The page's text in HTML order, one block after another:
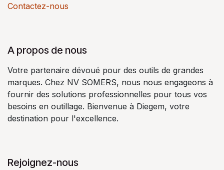
Contactez-nous
A propos de nous
Votre partenaire dévoué pour des outils de grandes
marques. Chez NV SOMERS, nous nous engageons à
fournir des solutions professionnelles pour tous vos
besoins en outillage. Bienvenue à Diegem, votre
destination pour l'excellence.
Rejoignez-nous